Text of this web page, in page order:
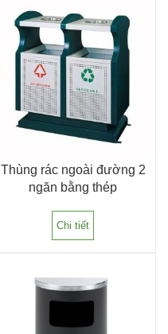
Thùng rác ngoài đường 2
ngăn bằng thép
Chi tiết